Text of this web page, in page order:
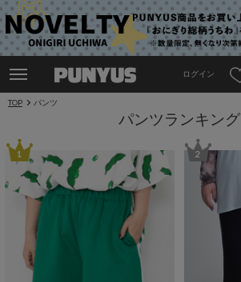
ログイン
TOP パンツ
パンツランキング
1 2